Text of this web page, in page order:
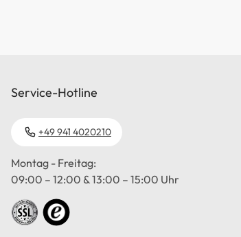
Service-Hotline
+49 941 4020210
Montag - Freitag:
09:00 – 12:00 & 13:00 – 15:00 Uhr